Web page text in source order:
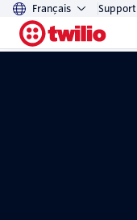
Français Support